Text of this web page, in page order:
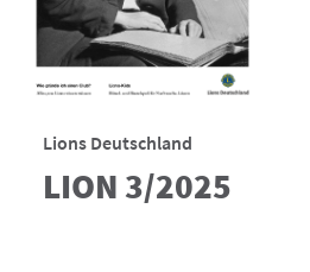
Lions Deutschland
LION 3/2025